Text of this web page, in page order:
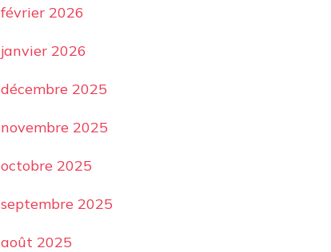
février 2026
janvier 2026
décembre 2025
novembre 2025
octobre 2025
septembre 2025
août 2025